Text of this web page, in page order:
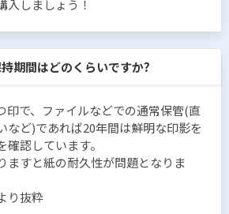
入しましょう！
期間はどのくらいですか?
印で、ファイルなどでの通常保管(直
など)であれば20年間は鮮明な印影を
認しています。
ますと紙の耐久性が問題となりま
り抜粋